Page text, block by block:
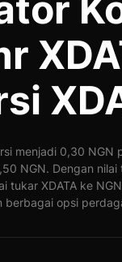
menjadi 0,30
NGN. Dengan
tukar XDATA ke
berbagai opsi